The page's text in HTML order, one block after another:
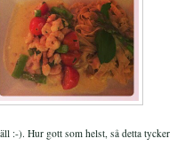
:-). Hur gott som helst, så detta tycker